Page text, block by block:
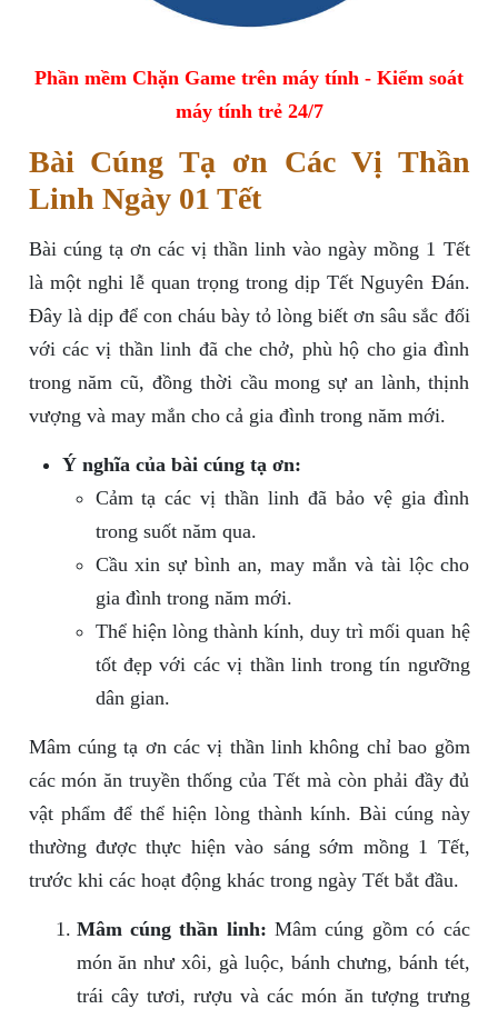
Phần mềm Chặn Game trên máy tính - Kiểm soát
máy tính trẻ 24/7
Bài Cúng Tạ ơn Các Vị Thần
Linh Ngày 01 Tết
Bài cúng tạ ơn các vị thần linh vào ngày mồng 1 Tết
là một nghi lễ quan trọng trong dịp Tết Nguyên Đán.
Đây là dịp để con cháu bày tỏ lòng biết ơn sâu sắc đối
với các vị thần linh đã che chở, phù hộ cho gia đình
trong năm cũ, đồng thời cầu mong sự an lành, thịnh
vượng và may mắn cho cả gia đình trong năm mới.
Ý nghĩa của bài cúng tạ ơn:
Cảm tạ các vị thần linh đã bảo vệ gia đình
trong suốt năm qua.
Cầu xin sự bình an, may mắn và tài lộc cho
gia đình trong năm mới.
Thể hiện lòng thành kính, duy trì mối quan hệ
tốt đẹp với các vị thần linh trong tín ngưỡng
dân gian.
Mâm cúng tạ ơn các vị thần linh không chỉ bao gồm
các món ăn truyền thống của Tết mà còn phải đầy đủ
vật phẩm để thể hiện lòng thành kính. Bài cúng này
thường được thực hiện vào sáng sớm mồng 1 Tết,
trước khi các hoạt động khác trong ngày Tết bắt đầu.
Mâm cúng thần linh: Mâm cúng gồm có các
món ăn như xôi, gà luộc, bánh chưng, bánh tét,
trái cây tươi, rượu và các món ăn tượng trưng